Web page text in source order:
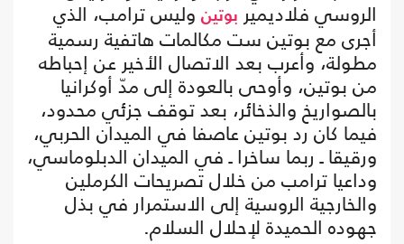
الروسي فلاديمير بوتين وليس ترامب، الذي
أجرى مع بوتين ست مكالمات هاتفية رسمية
مطولة، وأعرب بعد الاتصال الأخير عن إحباطه
من بوتين، وأوحى بالعودة إلى مدّ أوكرانيا
بالصواريخ والذخائر، بعد توقف جزئي محدود،
فيما كان رد بوتين عاصفا في الميدان الحربي،
ورقيقا ـ ربما ساخرا ـ في الميدان الدبلوماسي،
وداعيا ترامب من خلال تصريحات الكرملين
والخارجية الروسية إلى الاستمرار في بذل
جهوده الحميدة لإحلال السلام.